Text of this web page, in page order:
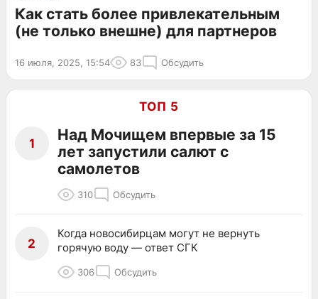
Как стать более привлекательным
(не только внешне) для партнеров
16 июля, 2025, 15:54 83 Обсудить
ТОП 5
1
Над Мочищем впервые за 15
лет запустили салют с
самолетов
310 Обсудить
2
Когда новосибирцам могут не вернуть
горячую воду — ответ СГК
306 Обсудить